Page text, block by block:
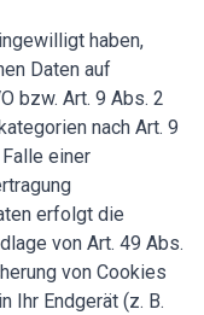
haben,
Daten auf
bzw. Art. 9 Abs. 2
nach Art. 9
einer
erfolgt die
von Art. 49 Abs.
von Cookies
Ihr Endgerät (z. B.